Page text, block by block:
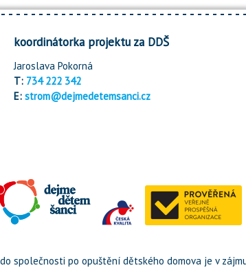
koordinátorka projektu za DDŠ
Jaroslava Pokorná
T: 734 222 342
E: strom@dejmedetemsanci.cz
společnosti po opuštění dětského domova je v